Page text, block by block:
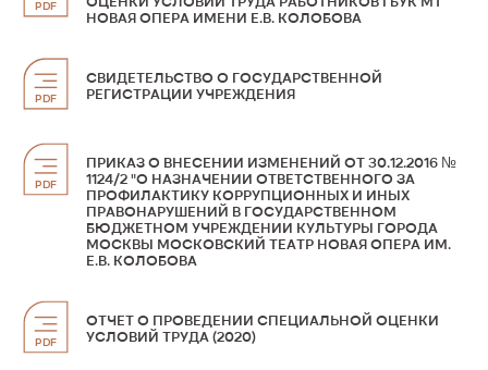
PDF
НОВАЯ ОПЕРА ИМЕНИ Е.В. КОЛОБОВА
PDF
СВИДЕТЕЛЬСТВО О ГОСУДАРСТВЕННОЙ
РЕГИСТРАЦИИ УЧРЕЖДЕНИЯ
PDF
ПРИКАЗ О ВНЕСЕНИИ ИЗМЕНЕНИЙ ОТ 30.12.2016 №
1124/2 "О НАЗНАЧЕНИИ ОТВЕТСТВЕННОГО ЗА
ПРОФИЛАКТИКУ КОРРУПЦИОННЫХ И ИНЫХ
ПРАВОНАРУШЕНИЙ В ГОСУДАРСТВЕННОМ
БЮДЖЕТНОМ УЧРЕЖДЕНИИ КУЛЬТУРЫ ГОРОДА
МОСКВЫ МОСКОВСКИЙ ТЕАТР НОВАЯ ОПЕРА ИМ.
Е.В. КОЛОБОВА
PDF
ОТЧЕТ О ПРОВЕДЕНИИ СПЕЦИАЛЬНОЙ ОЦЕНКИ
УСЛОВИЙ ТРУДА (2020)